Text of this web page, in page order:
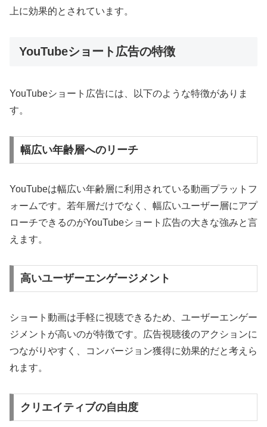
上に効果的とされています。
YouTubeショート広告の特徴
YouTubeショート広告には、以下のような特徴がありま
す。
幅広い年齢層へのリーチ
YouTubeは幅広い年齢層に利用されている動画プラットフ
ォームです。若年層だけでなく、幅広いユーザー層にアプ
ローチできるのがYouTubeショート広告の大きな強みと言
えます。
高いユーザーエンゲージメント
ショート動画は手軽に視聴できるため、ユーザーエンゲー
ジメントが高いのが特徴です。広告視聴後のアクションに
つながりやすく、コンバージョン獲得に効果的だと考えら
れます。
クリエイティブの自由度